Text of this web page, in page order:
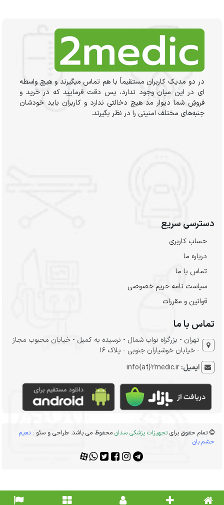
در دو مدیک کاربران مستقیماً با هم تماس میگیرند و هیچ واسطه
ای در این میان وجود ندارد، پس دقت فرمایید که در خرید و
فروشِ شما دیوار مد هیچ دخالتی ندارد و کاربران باید خودشان
جنبه‌های مختلف امنیتی را در نظر بگیرند.
دسترسی سریع
حساب کاربری
درباره ما
تماس با ما
سیاست نامه حریم خصوصی
قوانین و مقررات
تماس با ما
تهران - بزرگراه نواب شمال - نرسیده به کمیل - خیابان محبوب مجاز
- خیابان خوشیاران جنوبی - پلاک 16
ایمیل:info{at}2medic.ir
تمام حقوق برایتجهیزات پزشکی سدان محفوظ می باشد. طراحی و سئو :نعیم
حشم بان